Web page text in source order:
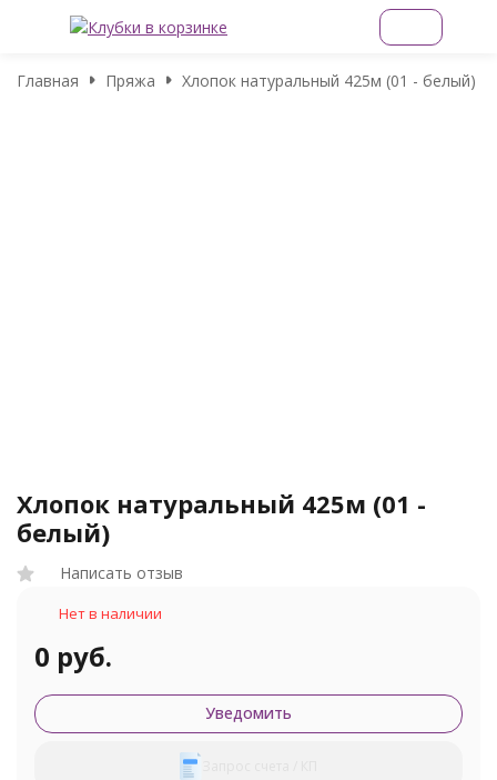
Главная Пряжа Хлопок натуральный 425м (01 - белый)
Хлопок натуральный 425м (01 -
белый)
Написать отзыв
Нет в наличии
0 руб.
Уведомить